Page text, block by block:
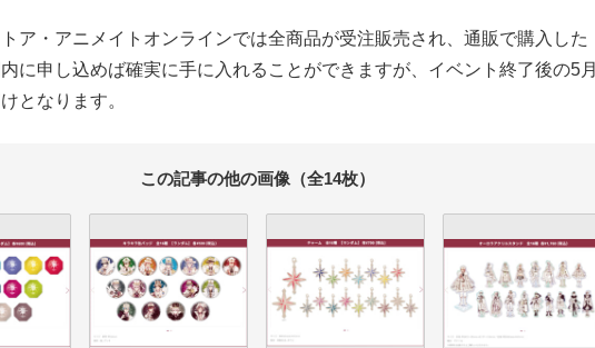
ア・アニメイトオンラインでは全商品が受注販売され、通販で購入した
に申し込めば確実に手に入れることができますが、イベント終了後の5月
となります。
この記事の他の画像（全14枚）